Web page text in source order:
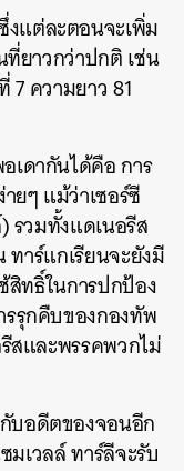
แต่ละตอนจะเพิ่ม
ยาวกว่าปกติ เช่น
ความยาว 81
เดากันได้คือ การ
ยๆ แม้ว่าเซอร์ซี
รวมทั้งแดเนอรีส
าร์แกเรียนจะยังมี
สิทธิ์ในการปกป้อง
รุกคืบของกองทัพ
สและพรรคพวกไม่
บอดีตของจอนอีก
เวลล์ ทาร์ลีจะรับ